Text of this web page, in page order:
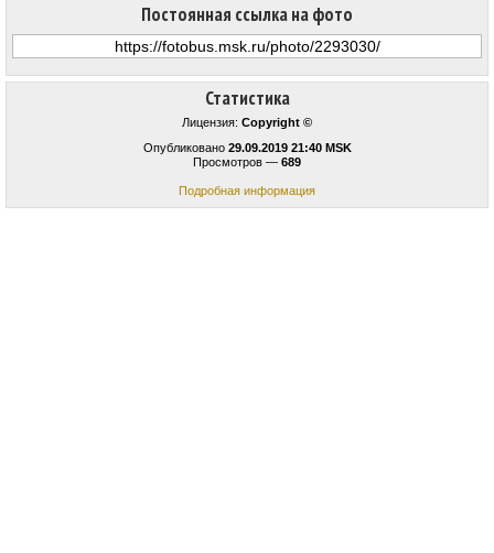
Статистика
Лицензия: Copyright ©
Опубликовано 29.09.2019 21:40 MSK
Просмотров — 689
Подробная информация
Постоянная ссылка на фото